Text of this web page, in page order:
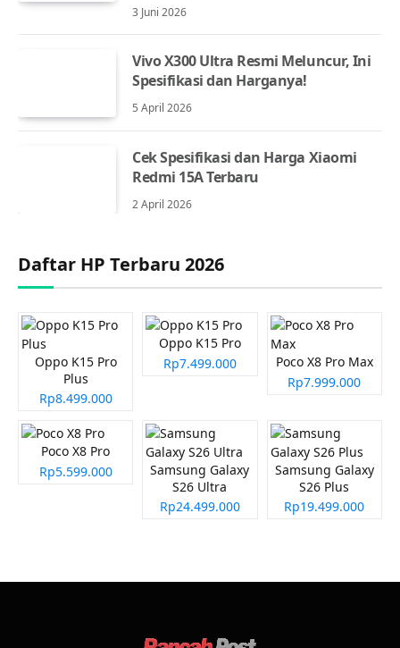
3 Juni 2026
Vivo X300 Ultra Resmi Meluncur, Ini
Spesifikasi dan Harganya!
5 April 2026
Cek Spesifikasi dan Harga Xiaomi
Redmi 15A Terbaru
2 April 2026
Daftar HP Terbaru 2026
Oppo K15 Pro
Plus
Rp8.499.000
Oppo K15 Pro
Rp7.499.000
Poco X8 Pro Max
Rp7.999.000
Poco X8 Pro
Rp5.599.000
Samsung Galaxy
S26 Ultra
Rp24.499.000
Samsung Galaxy
S26 Plus
Rp19.499.000